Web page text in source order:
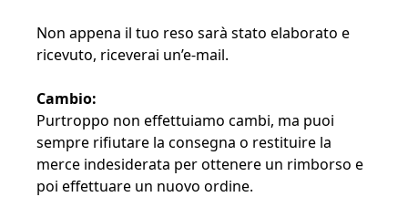
Non appena il tuo reso sarà stato elaborato e
ricevuto, riceverai un’e-mail.
Cambio:
Purtroppo non effettuiamo cambi, ma puoi
sempre rifiutare la consegna o restituire la
merce indesiderata per ottenere un rimborso e
poi effettuare un nuovo ordine.